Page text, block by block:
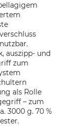
auszipp- und
zum
als Rolle
– zum
3000 g. 70 %